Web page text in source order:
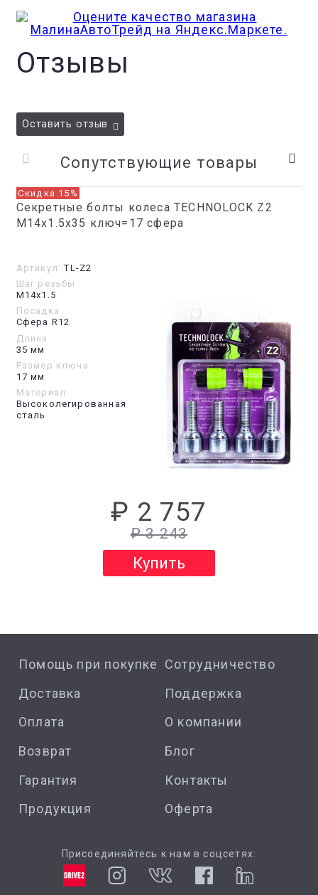
Отзывы
Оставить отзыв
Сопутствующие товары
Секретные болты колеса TECHNOLOCK Z2
М14x1.5x35 ключ=17 сфера
Артикул: TL-Z2
Шаг резьбы
М14х1.5
Посадка
Сфера R12
Длина
35 мм
Размер ключа
17 мм
Материал
Высоколегированная
сталь
Скидка 15%
₽ 2 757
₽ 3 243
Купить
Помощь при покупке
Доставка
Оплата
Возврат
Гарантия
Продукция
Сотрудничество
Поддержка
О компании
Блог
Контакты
Оферта
Присоединяйтесь к нам в соцсетях: